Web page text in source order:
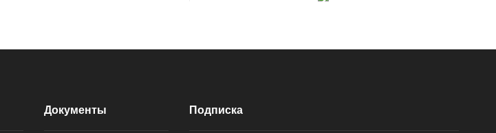
Документы Подписка